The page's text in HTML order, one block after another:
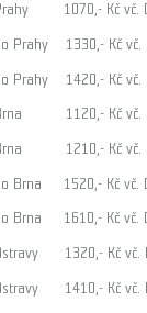
1070,- Kč vč.
Prahy 1330,- Kč vč.
Prahy 1420,- Kč vč.
1120,- Kč vč.
1210,- Kč vč.
Brna 1520,- Kč vč.
Brna 1610,- Kč vč.
1320,- Kč vč.
1410,- Kč vč.